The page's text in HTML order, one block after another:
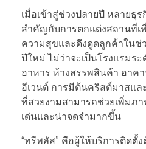
เมื่อเข้าสู่ช่วงปลายปี หลายธุ
สำคัญกับการตกแต่งสถานที่เ
ความสุขและดึงดูดลูกค้าในช่
ปีใหม่ ไม่ว่าจะเป็นโรงแรมร
อาหาร ห้างสรรพสินค้า อาค
อีเวนต์ การมีต้นคริสต์มาสแ
ที่สวยงามสามารถช่วยเพิ่มภ
เด่นและน่าจดจำมากขึ้น
“ทรีพลัส” คือผู้ให้บริการติดตั้